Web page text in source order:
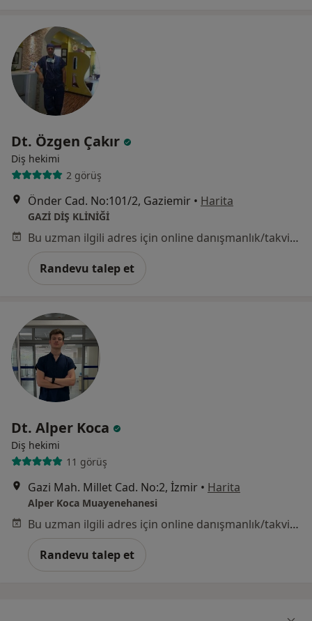
Dt. Özgen Çakır
Diş hekimi
2 görüş
Önder Cad. No:101/2, Gaziemir • Harita
GAZİ DİŞ KLİNİĞİ
Bu uzman ilgili adres için online danışmanlık/takvim sunmuyor.
Randevu talep et
Dt. Alper Koca
Diş hekimi
11 görüş
Gazi Mah. Millet Cad. No:2, İzmir • Harita
Alper Koca Muayenehanesi
Bu uzman ilgili adres için online danışmanlık/takvim sunmuyor.
Randevu talep et